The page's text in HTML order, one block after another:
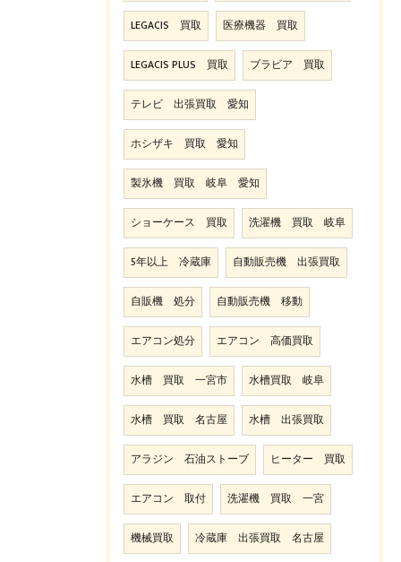
LEGACIS 買取 医療機器 買取
LEGACIS PLUS 買取 ブラビア 買取
テレビ 出張買取 愛知
ホシザキ 買取 愛知
製氷機 買取 岐阜 愛知
ショーケース 買取 洗濯機 買取 岐阜
5年以上 冷蔵庫 自動販売機 出張買取
自販機 処分 自動販売機 移動
エアコン処分 エアコン 高価買取
水槽 買取 一宮市 水槽買取 岐阜
水槽 買取 名古屋 水槽 出張買取
アラジン 石油ストーブ ヒーター 買取
エアコン 取付 洗濯機 買取 一宮
機械買取 冷蔵庫 出張買取 名古屋